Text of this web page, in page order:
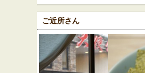
ご近所さん